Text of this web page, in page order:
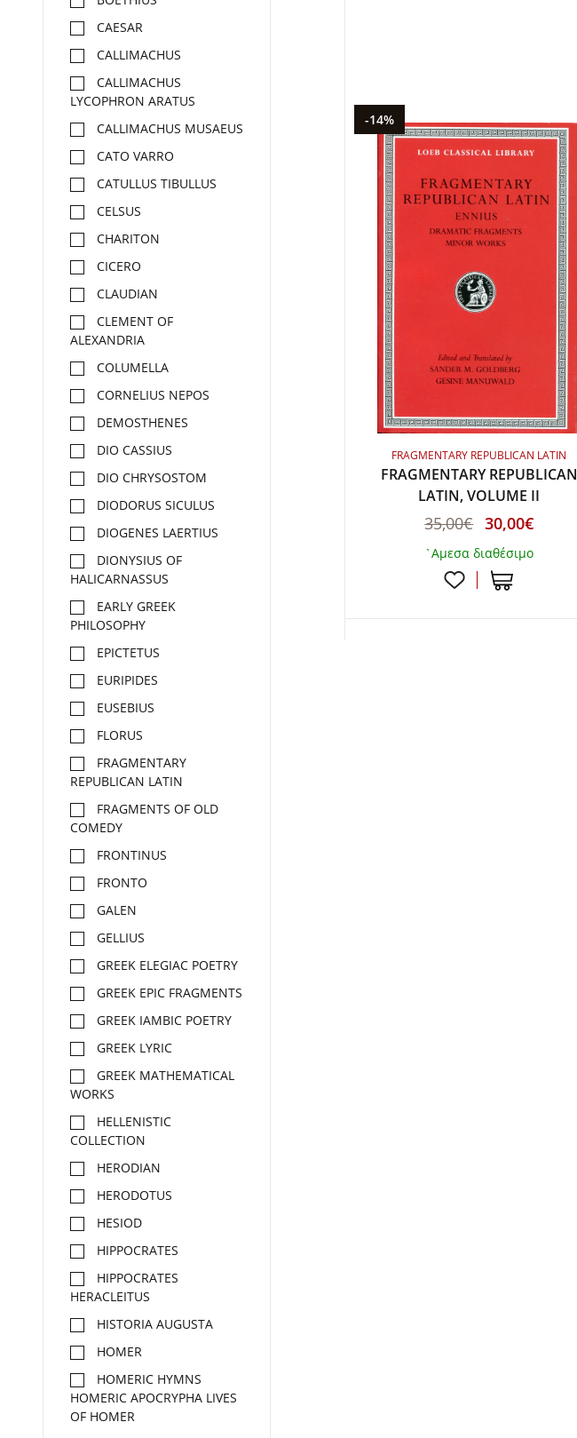
CAESAR
CALLIMACHUS
CALLIMACHUS
LYCOPHRON ARATUS
CALLIMACHUS MUSAEUS
CATO VARRO
CATULLUS TIBULLUS
CELSUS
CHARITON
CICERO
CLAUDIAN
CLEMENT OF
ALEXANDRIA
COLUMELLA
CORNELIUS NEPOS
DEMOSTHENES
DIO CASSIUS
DIO CHRYSOSTOM
DIODORUS SICULUS
DIOGENES LAERTIUS
DIONYSIUS OF
HALICARNASSUS
EARLY GREEK
PHILOSOPHY
EPICTETUS
EURIPIDES
EUSEBIUS
FLORUS
FRAGMENTARY
REPUBLICAN LATIN
FRAGMENTS OF OLD
COMEDY
FRONTINUS
FRONTO
GALEN
GELLIUS
GREEK ELEGIAC POETRY
GREEK EPIC FRAGMENTS
GREEK IAMBIC POETRY
GREEK LYRIC
GREEK MATHEMATICAL
WORKS
HELLENISTIC
COLLECTION
HERODIAN
HERODOTUS
HESIOD
HIPPOCRATES
HIPPOCRATES
HERACLEITUS
HISTORIA AUGUSTA
HOMER
HOMERIC HYMNS
HOMERIC APOCRYPHA LIVES
OF HOMER
-14%
FRAGMENTARY REPUBLICAN LATIN
FRAGMENTARY REPUBLICAN
LATIN, VOLUME II
35,00€ 30,00€
`Αμεσα διαθέσιμο